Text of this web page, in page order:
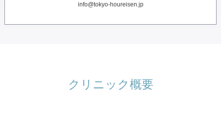
info@tokyo-houreisen.jp
クリニック概要